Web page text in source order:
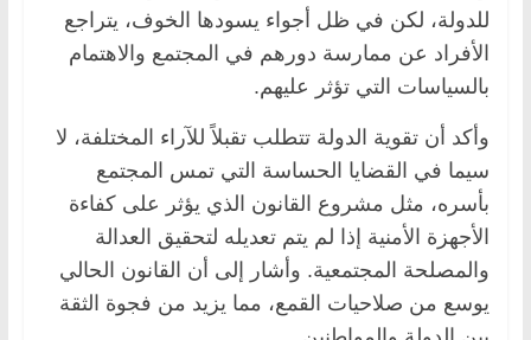
للدولة، لكن في ظل أجواء يسودها الخوف، يتراجع
الأفراد عن ممارسة دورهم في المجتمع والاهتمام
بالسياسات التي تؤثر عليهم.
وأكد أن تقوية الدولة تتطلب تقبلاً للآراء المختلفة، لا
سيما في القضايا الحساسة التي تمس المجتمع
بأسره، مثل مشروع القانون الذي يؤثر على كفاءة
الأجهزة الأمنية إذا لم يتم تعديله لتحقيق العدالة
والمصلحة المجتمعية. وأشار إلى أن القانون الحالي
يوسع من صلاحيات القمع، مما يزيد من فجوة الثقة